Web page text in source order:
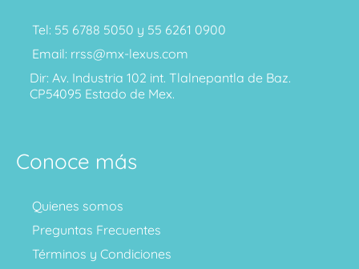
Tel: 55 6788 5050 y 55 6261 0900
Email: rrss@mx-lexus.com
Dir: Av. Industria 102 int. Tlalnepantla de Baz.
CP54095 Estado de Mex.
Conoce más
Quienes somos
Preguntas Frecuentes
Términos y Condiciones